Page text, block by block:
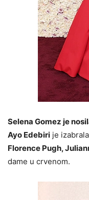
Selena Gomez je
Ayo Edebiri je
Florence Pugh,
dame u crvenom.